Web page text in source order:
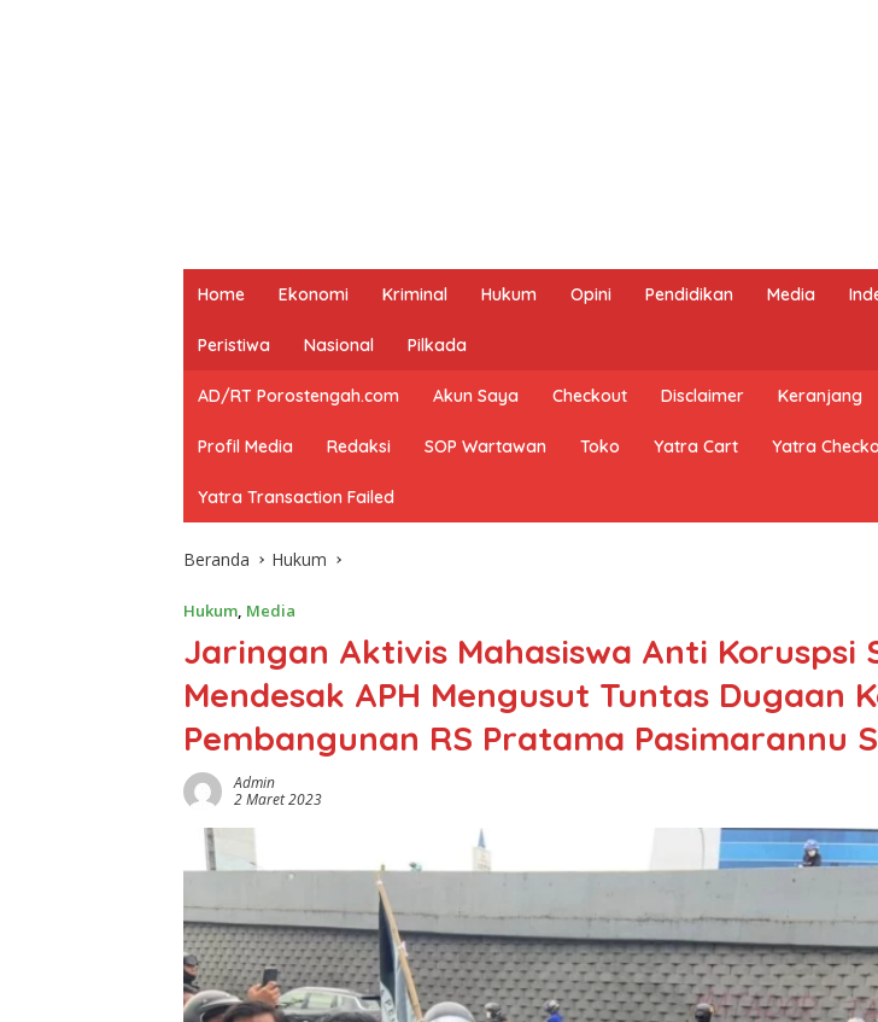
Home Ekonomi Kriminal Hukum Opini Pendidikan Media
Peristiwa Nasional Pilkada
AD/RT Porostengah.com Akun Saya Checkout Disclaimer Keranjang
Profil Media Redaksi SOP Wartawan Toko Yatra Cart Yatra
Yatra Transaction Failed
Beranda Hukum
Hukum, Media
Jaringan Aktivis Mahasiswa Anti Koruspsi
Mendesak APH Mengusut Tuntas Dugaan
Pembangunan RS Pratama Pasimarannu
Admin
2 Maret 2023